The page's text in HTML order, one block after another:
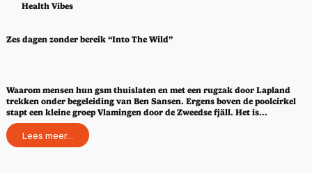
Health Vibes
Zes dagen zonder bereik “Into The Wild”
Waarom mensen hun gsm thuislaten en met een rugzak door Lapland
trekken onder begeleiding van Ben Sansen. Ergens boven de poolcirkel
stapt een kleine groep Vlamingen door de Zweedse fjäll. Het is...
Lees meer...